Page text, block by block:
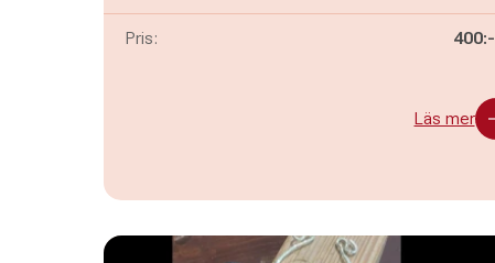
Pris: 400:-
Läs mer